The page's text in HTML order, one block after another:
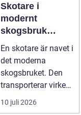
Skotare i
modernt
skogsbruk
teknik,
effektivitet och
hållbarhet
En skotare är navet i
det moderna
skogsbruket. Den
transporterar virke
från
avverkningsplatsen
10 juli 2026